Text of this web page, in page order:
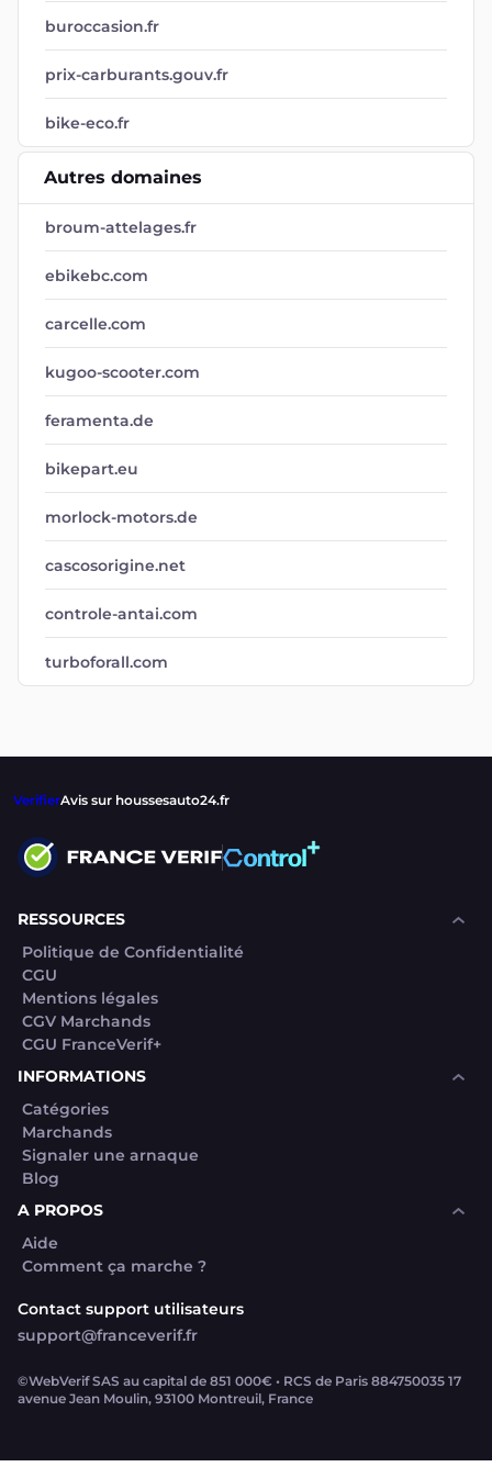
buroccasion.fr
prix-carburants.gouv.fr
bike-eco.fr
Autres domaines
broum-attelages.fr
ebikebc.com
carcelle.com
kugoo-scooter.com
feramenta.de
bikepart.eu
morlock-motors.de
cascosorigine.net
controle-antai.com
turboforall.com
VerifierAvis sur houssesauto24.fr
RESSOURCES
Politique de Confidentialité
CGU
Mentions légales
CGV Marchands
CGU FranceVerif+
INFORMATIONS
Catégories
Marchands
Signaler une arnaque
Blog
A PROPOS
Aide
Comment ça marche ?
Contact support utilisateurs
support@franceverif.fr
©WebVerif SAS au capital de 851 000€ • RCS de Paris 884750035 17
avenue Jean Moulin, 93100 Montreuil, France